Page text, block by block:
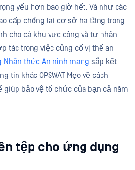
yếu hơn bao giờ hết. Và như các
cấp chống lại cơ sở hạ tầng trọng
cho cả khu vực công và tư nhân
tác trong việc củng cố vị thế an
Nhận thức An ninh mạng sắp kết
tin khác OPSWAT Mẹo về cách
giúp bảo vệ tổ chức của bạn cả năm
tệp cho ứng dụng